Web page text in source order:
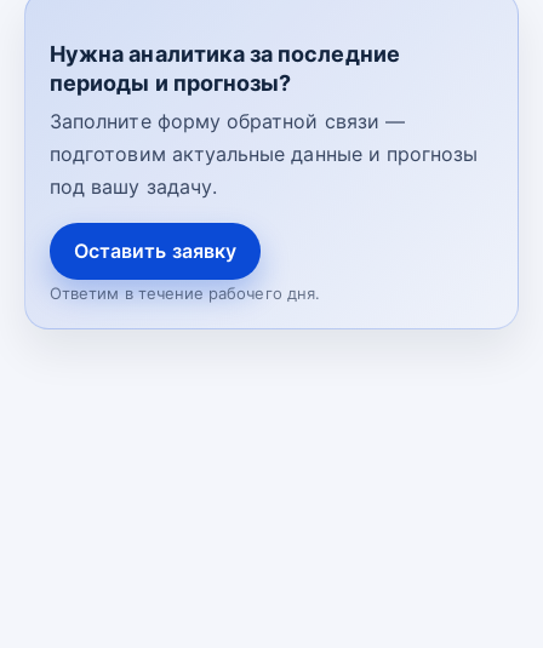
Нужна аналитика за последние
периоды и прогнозы?
Заполните форму обратной связи —
подготовим актуальные данные и прогнозы
под вашу задачу.
Оставить заявку
Ответим в течение рабочего дня.